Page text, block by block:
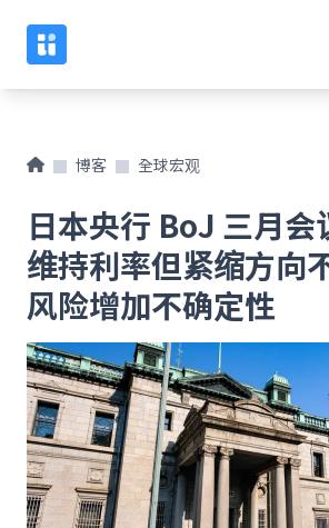
博客 全球宏观
日本央行 BoJ 三月会
维持利率但紧缩方向
风险增加不确定性